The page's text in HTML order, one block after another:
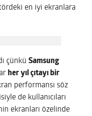
en iyi ekranlara
çünküSamsung
her yıl çıtayı bir
performansı söz
de kullanıcıları
ekranları özelinde